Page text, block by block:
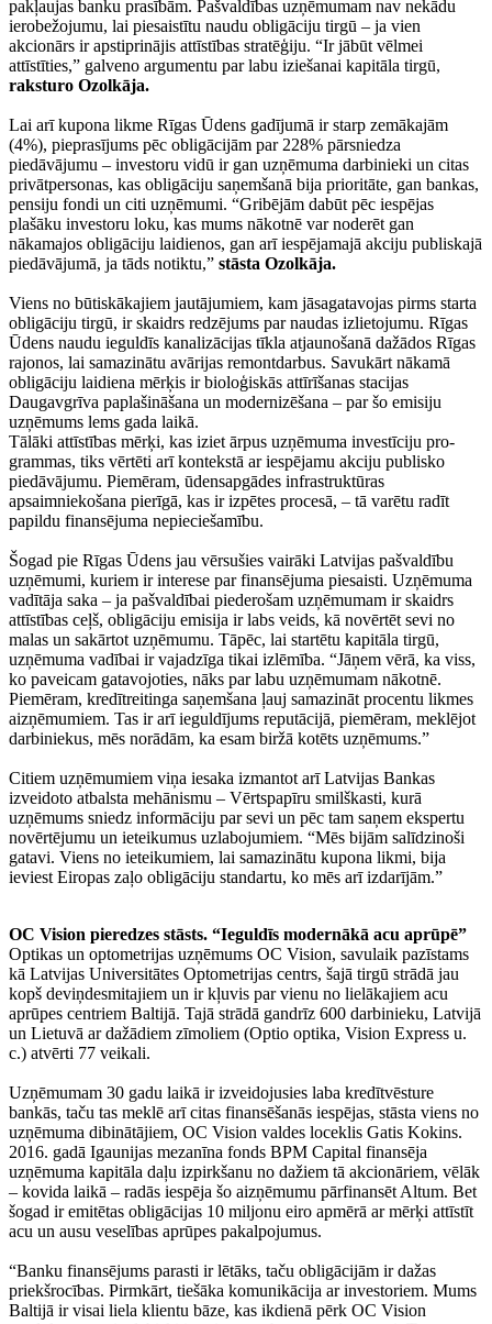
pakļaujas banku prasībām. Pašvaldības uzņēmumam nav nekādu
ierobežojumu, lai piesaistītu naudu obligāciju tirgū – ja vien
akcionārs ir apstiprinājis attīstības stratēģiju. “Ir jābūt vēlmei
attīstīties,” galveno argumentu par labu iziešanai kapitāla tirgū,
raksturo Ozolkāja.
Lai arī kupona likme Rīgas Ūdens gadījumā ir starp zemākajām
(4%), pieprasījums pēc obligācijām par 228% pārsniedza
piedāvājumu – investoru vidū ir gan uzņēmuma darbinieki un citas
privātpersonas, kas obligāciju saņemšanā bija prioritāte, gan bankas,
pensiju fondi un citi uzņēmumi. “Gribējām dabūt pēc iespējas
plašāku investoru loku, kas mums nākotnē var noderēt gan
nākamajos obligāciju laidienos, gan arī iespējamajā akciju publiskajā
piedāvājumā, ja tāds notiktu,” stāsta Ozolkāja.
Viens no būtiskākajiem jautājumiem, kam jāsagatavojas pirms starta
obligāciju tirgū, ir skaidrs redzējums par naudas izlietojumu. Rīgas
Ūdens naudu ieguldīs kanalizācijas tīkla atjaunošanā dažādos Rīgas
rajonos, lai samazinātu avārijas remontdarbus. Savukārt nākamā
obligāciju laidiena mērķis ir bioloģiskās attīrīšanas stacijas
Daugavgrīva paplašināšana un modernizēšana – par šo emisiju
uzņēmums lems gada laikā.
Tālāki attīstības mērķi, kas iziet ārpus uzņēmuma investīciju pro­
grammas, tiks vērtēti arī kontekstā ar iespējamu akciju publisko
piedāvājumu. Piemēram, ūdensapgādes infrastruktūras
apsaimniekošana pierīgā, kas ir izpētes procesā, – tā varētu radīt
papildu finansējuma nepieciešamību.
Šogad pie Rīgas Ūdens jau vērsušies vairāki Latvijas pašvaldību
uzņēmumi, kuriem ir interese par finansējuma piesaisti. Uzņēmuma
vadītāja saka – ja pašvaldībai piederošam uzņēmumam ir skaidrs
attīstības ceļš, obligāciju emisija ir labs veids, kā novērtēt sevi no
malas un sakārtot uzņēmumu. Tāpēc, lai startētu kapitāla tirgū,
uzņēmuma vadībai ir vajadzīga tikai izlēmība. “Jāņem vērā, ka viss,
ko paveicam gatavojoties, nāks par labu uzņēmumam nākotnē.
Piemēram, kredītreitinga saņemšana ļauj samazināt procentu likmes
aizņēmumiem. Tas ir arī ieguldījums reputācijā, piemēram, meklējot
darbiniekus, mēs norādām, ka esam biržā kotēts uzņēmums.”
Citiem uzņēmumiem viņa iesaka izmantot arī Latvijas Bankas
izveidoto atbalsta mehānismu – Vērtspapīru smilškasti, kurā
uzņēmums sniedz informāciju par sevi un pēc tam saņem ekspertu
novērtējumu un ieteikumus uzlabojumiem. “Mēs bijām salīdzinoši
gatavi. Viens no ieteikumiem, lai samazinātu kupona likmi, bija
ieviest Eiropas zaļo obligāciju standartu, ko mēs arī izdarījām.”
OC Vision pieredzes stāsts. “Ieguldīs modernākā acu aprūpē”
Optikas un optometrijas uzņēmums OC Vision, savulaik pazīstams
kā Latvijas Universitātes Optometrijas centrs, šajā tirgū strādā jau
kopš deviņdesmitajiem un ir kļuvis par vienu no lielākajiem acu
aprūpes centriem Baltijā. Tajā strādā gandrīz 600 darbinieku, Latvijā
un Lietuvā ar dažādiem zīmoliem (Optio optika, Vision Express u.
c.) atvērti 77 veikali.
Uzņēmumam 30 gadu laikā ir izveidojusies laba kredītvēsture
bankās, taču tas meklē arī citas finansēšanās iespējas, stāsta viens no
uzņēmuma dibinātājiem, OC Vision valdes loceklis Gatis Kokins.
2016. gadā Igaunijas mezanīna fonds BPM Capital finansēja
uzņēmuma kapitāla daļu izpirkšanu no dažiem tā akcionāriem, vēlāk
– kovida laikā – radās iespēja šo aizņēmumu pārfinansēt Altum. Bet
šogad ir emitētas obligācijas 10 miljonu eiro apmērā ar mērķi attīstīt
acu un ausu veselības aprūpes pakalpojumus.
“Banku finansējums parasti ir lētāks, taču obligācijām ir dažas
priekšrocības. Pirmkārt, tiešāka komunikācija ar investoriem. Mums
Baltijā ir visai liela klientu bāze, kas ikdienā pērk OC Vision